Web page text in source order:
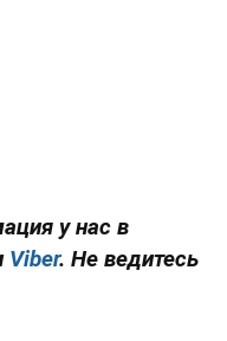
у нас в
Viber. Не ведитесь